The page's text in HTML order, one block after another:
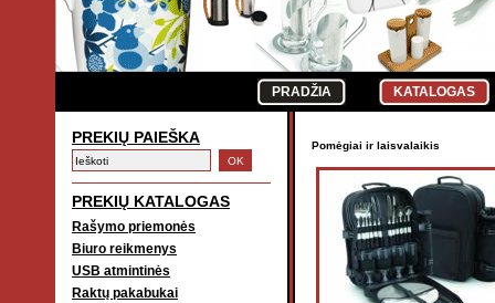
PRADŽIA KATALOGAS
PREKIŲ PAIEŠKA
PREKIŲ KATALOGAS
Rašymo priemonės
Biuro reikmenys
USB atmintinės
Raktų pakabukai
Pomėgiai ir laisvalaikis